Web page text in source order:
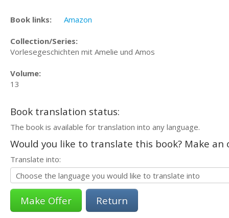
Book links: Amazon
Collection/Series:
Vorlesegeschichten mit Amelie und Amos
Volume:
13
Book translation status:
The book is available for translation into any language.
Would you like to translate this book? Make
Translate into:
Return